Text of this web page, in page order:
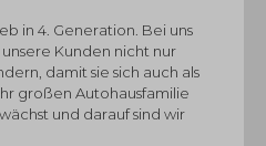
in 4. Generation. Bei uns
Kunden nicht nur
damit sie sich auch als
großen Autohausfamilie
und darauf sind wir